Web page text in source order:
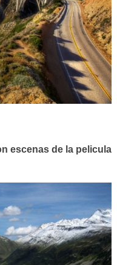
escenas de la pelicula